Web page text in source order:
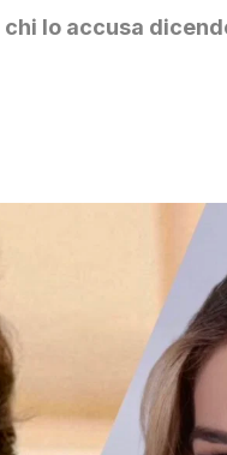
lo accusa